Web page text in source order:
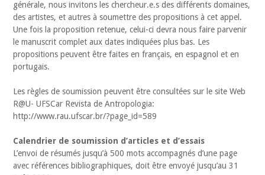
générale, nous invitons les chercheur.e.s des différents domaines,
des artistes, et autres à soumettre des propositions à cet appel.
Une fois la proposition retenue, celui-ci devra nous faire parvenir
le manuscrit complet aux dates indiquées plus bas. Les
propositions peuvent être faites en français, en espagnol et en
portugais.
Les règles de soumission peuvent être consultées sur le site Web
R@U- UFSCar Revista de Antropologia:
http://www.rau.ufscar.br/?page_id=589
Calendrier de soumission d’articles et d’essais
L’envoi de résumés jusqu’à 500 mots accompagnés d’une page
avec références bibliographiques, doit être envoyé jusqu’au 31